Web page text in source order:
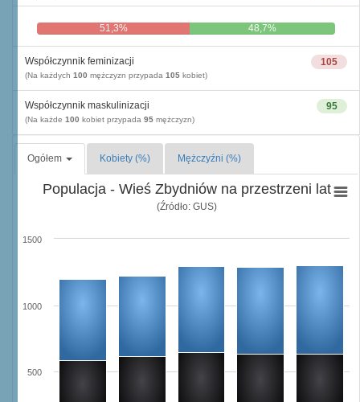
51,3% 48,7%
105
Współczynnik feminizacji
(Na każdych 100 mężczyzn przypada 105 kobiet)
95
Współczynnik maskulinizacji
(Na każde 100 kobiet przypada 95 mężczyzn)
Ogółem Kobiety (%) Mężczyźni (%)
Populacja - Wieś Zbydniów na przestrzeni lat
(Źródło: GUS)
500
1000
1500